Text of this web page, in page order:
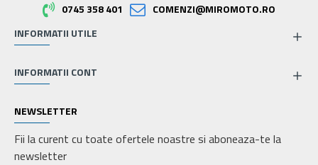
0745 358 401
COMENZI@MIROMOTO.RO
INFORMATII UTILE
INFORMATII CONT
NEWSLETTER
Fii la curent cu toate ofertele noastre si aboneaza-te la
newsletter